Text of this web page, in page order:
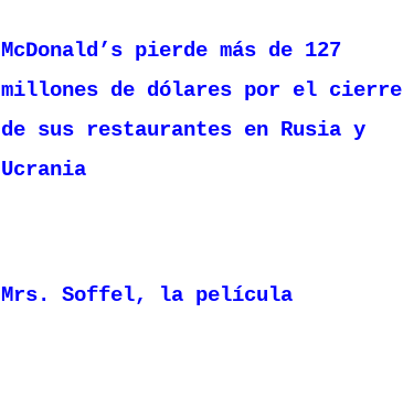
McDonald’s pierde más de 127
millones de dólares por el cierre
de sus restaurantes en Rusia y
Ucrania
Mrs. Soffel, la película